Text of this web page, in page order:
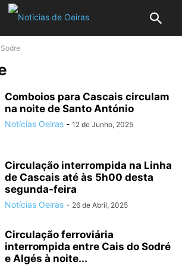
Comboios para Cascais circulam
na noite de Santo António
Notícias Oeiras - 12 de Junho, 2025
Circulação interrompida na Linha
de Cascais até às 5h00 desta
segunda-feira
Notícias Oeiras - 26 de Abril, 2025
Circulação ferroviária
interrompida entre Cais do Sodré
e Algés à noite...